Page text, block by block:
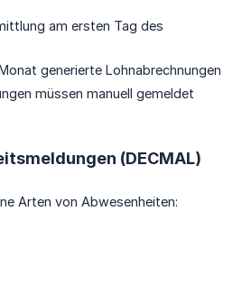
am ersten Tag des
generierte Lohnabrechnungen
müssen manuell gemeldet
(DECMAL)
Arten von Abwesenheiten: